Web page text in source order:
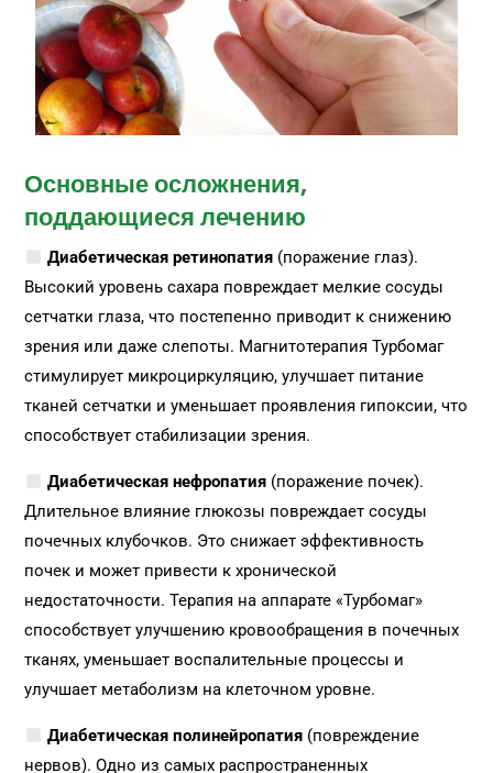
Основные осложнения,
поддающиеся лечению
Диабетическая ретинопатия (поражение глаз).
Высокий уровень сахара повреждает мелкие сосуды
сетчатки глаза, что постепенно приводит к снижению
зрения или даже слепоты. Магнитотерапия Турбомаг
стимулирует микроциркуляцию, улучшает питание
тканей сетчатки и уменьшает проявления гипоксии, что
способствует стабилизации зрения.
Диабетическая нефропатия (поражение почек).
Длительное влияние глюкозы повреждает сосуды
почечных клубочков. Это снижает эффективность
почек и может привести к хронической
недостаточности. Терапия на аппарате «Турбомаг»
способствует улучшению кровообращения в почечных
тканях, уменьшает воспалительные процессы и
улучшает метаболизм на клеточном уровне.
Диабетическая полинейропатия (повреждение
нервов). Одно из самых распространенных